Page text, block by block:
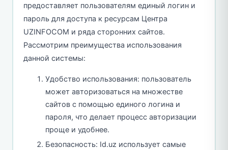
предоставляет пользователям единый логин и
пароль для доступа к ресурсам Центра
UZINFOCOM и ряда сторонних сайтов.
Рассмотрим преимущества использования
данной системы:
Удобство использования: пользователь
может авторизоваться на множестве
сайтов с помощью единого логина и
пароля, что делает процесс авторизации
проще и удобнее.
Безопасность: Id.uz использует самые